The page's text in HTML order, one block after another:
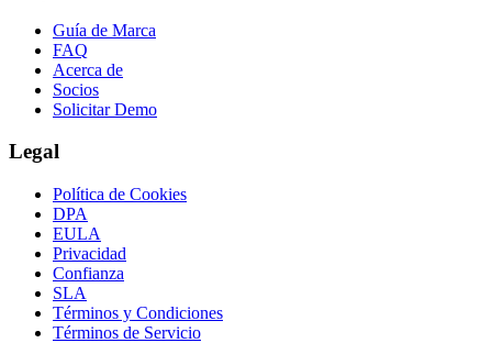
Guía de Marca
FAQ
Acerca de
Socios
Solicitar Demo
Legal
Política de Cookies
DPA
EULA
Privacidad
Confianza
SLA
Términos y Condiciones
Términos de Servicio